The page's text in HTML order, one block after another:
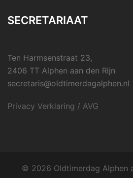
SECRETARIAAT
Ten Harmsenstraat 23,
2406 TT Alphen aan den Rijn
secretaris@oldtimerdagalphen.nl
Privacy Verklaring / AVG
© 2026 Oldtimerdag Alphen